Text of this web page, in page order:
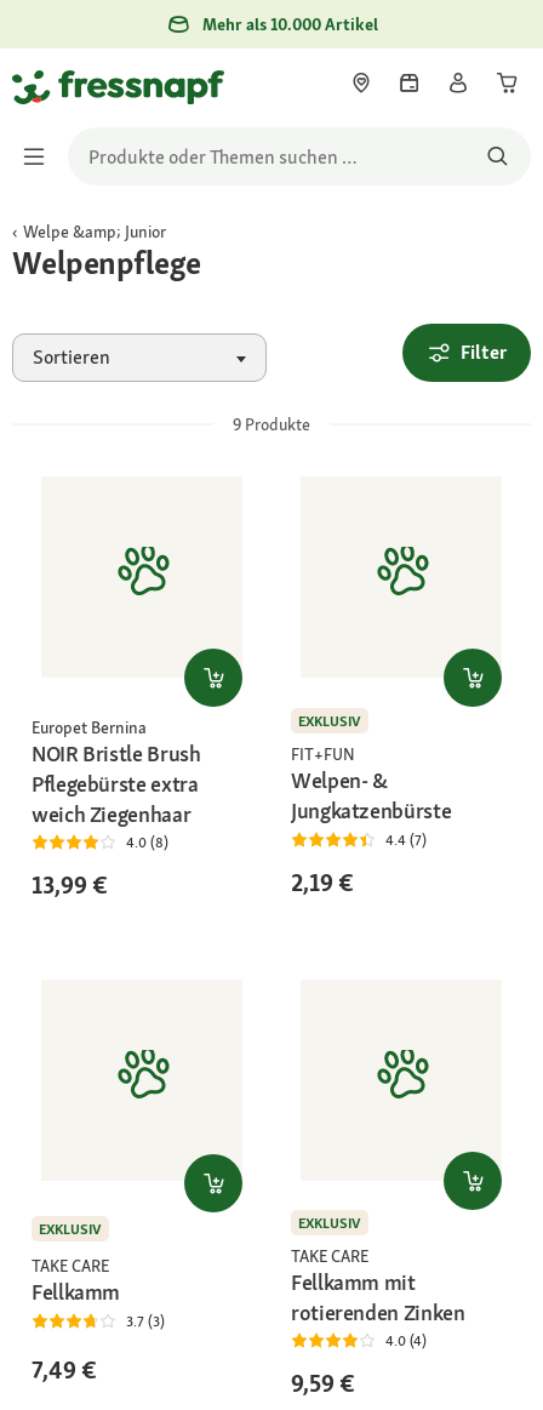
Mehr als 10.000 Artikel
Welpe &amp; Junior
Welpenpflege
Sortieren Filter
9 Produkte
Europet Bernina
NOIR Bristle Brush
Pflegebürste extra
weich Ziegenhaar
4.0 (8)
13,99 €
EXKLUSIV
FIT+FUN
Welpen- &
Jungkatzenbürste
4.4 (7)
2,19 €
EXKLUSIV
TAKE CARE
Fellkamm
3.7 (3)
7,49 €
EXKLUSIV
TAKE CARE
Fellkamm mit
rotierenden Zinken
4.0 (4)
9,59 €